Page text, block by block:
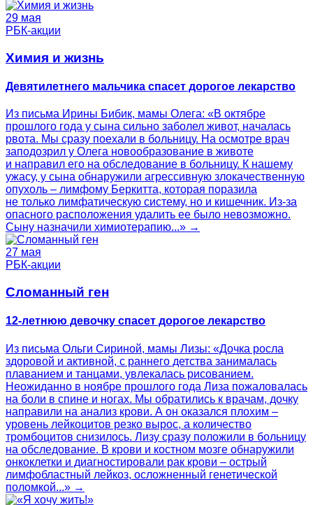
29 мая
РБК-акции
Химия и жизнь
Девятилетнего мальчика спасет дорогое лекарство
Из письма Ирины Бибик, мамы Олега: «В октябре
прошлого года у сына сильно заболел живот, началась
рвота. Мы сразу поехали в больницу. На осмотре врач
заподозрил у Олега новообразование в животе
и направил его на обследование в больницу. К нашему
ужасу, у сына обнаружили агрессивную злокачественную
опухоль – лимфому Беркитта, которая поразила
не только лимфатическую систему, но и кишечник. Из-за
опасного расположения удалить ее было невозможно.
Сыну назначили химиотерапию...» →
27 мая
РБК-акции
Сломанный ген
12-летнюю девочку спасет дорогое лекарство
Из письма Ольги Сириной, мамы Лизы: «Дочка росла
здоровой и активной, с раннего детства занималась
плаванием и танцами, увлекалась рисованием.
Неожиданно в ноябре прошлого года Лиза пожаловалась
на боли в спине и ногах. Мы обратились к врачам, дочку
направили на анализ крови. А он оказался плохим –
уровень лейкоцитов резко вырос, а количество
тромбоцитов снизилось. Лизу сразу положили в больницу
на обследование. В крови и костном мозге обнаружили
онкоклетки и диагностировали рак крови – острый
лимфобластный лейкоз, осложненный генетической
поломкой...» →